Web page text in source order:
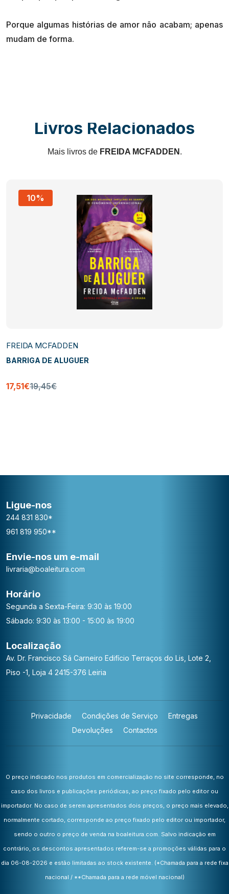
Porque algumas histórias de amor não acabam; apenas
Livros Relacionados
Mais livros de FREIDA MCFADDEN .
10%
FREIDA MCFADDEN
BARRIGA DE ALUGUER
17,51€19,45€
Ligue-nos
244 831 830*
961 819 950**
Envie-nos um e-mail
livraria@boaleitura.com
Horário
Segunda a Sexta-Feira: 9:30 às 19:00
Sábado: 9:30 às 13:00 - 15:00 às 19:00
Localização
Av. Dr. Francisco Sá Carneiro Edifício Terraços do Lis, Lote 2,
Piso -1, Loja 4 2415-376 Leiria
Privacidade Condições de Serviço
Entregas
Devoluções
Contactos
O preço indicado nos produtos em comercialização no site corresponde, no
caso dos livros e publicações periódicas, ao preço fixado pelo editor ou
importador. No caso de serem apresentados dois preços, o preço mais elevado,
normalmente cortado, corresponde ao preço fixado pelo editor ou importador,
sendo o outro o preço de venda na boaleitura.com. Salvo indicação em
contrário, os descontos apresentados referem-se a promoções válidas para o
dia 06-08-2026 e estão limitadas ao stock existente. (*Chamada para a rede fixa
nacional / **Chamada para a rede móvel nacional)